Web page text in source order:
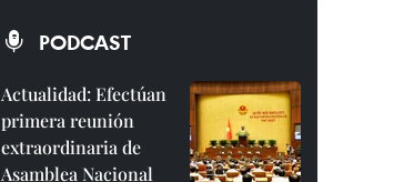
PODCAST
Actualidad: Efectúan
primera reunión
extraordinaria de
Asamblea Nacional